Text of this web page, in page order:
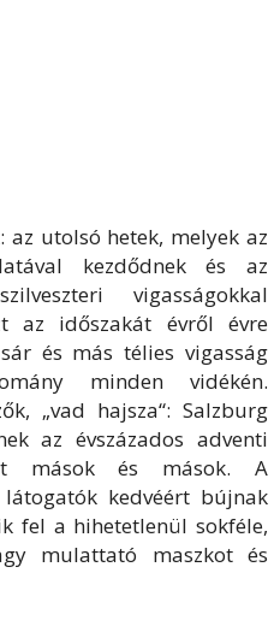
az utolsó hetek, melyek az
kezdődnek és az
vigasságokkal
az időszakát évről évre
és más télies vigasság
minden vidékén.
„vad hajsza“: Salzburg
az évszázados adventi
mások és mások. A
kedvéért bújnak
fel a hihetetlenül sokféle,
mulattató maszkot és